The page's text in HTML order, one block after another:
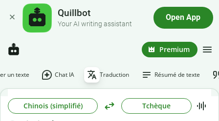
Quillbot
Your AI writing assistant
Open App
Premium
un texte Chat IA Traduction Résumé de texte
Chinois (simplifié) Tchèque